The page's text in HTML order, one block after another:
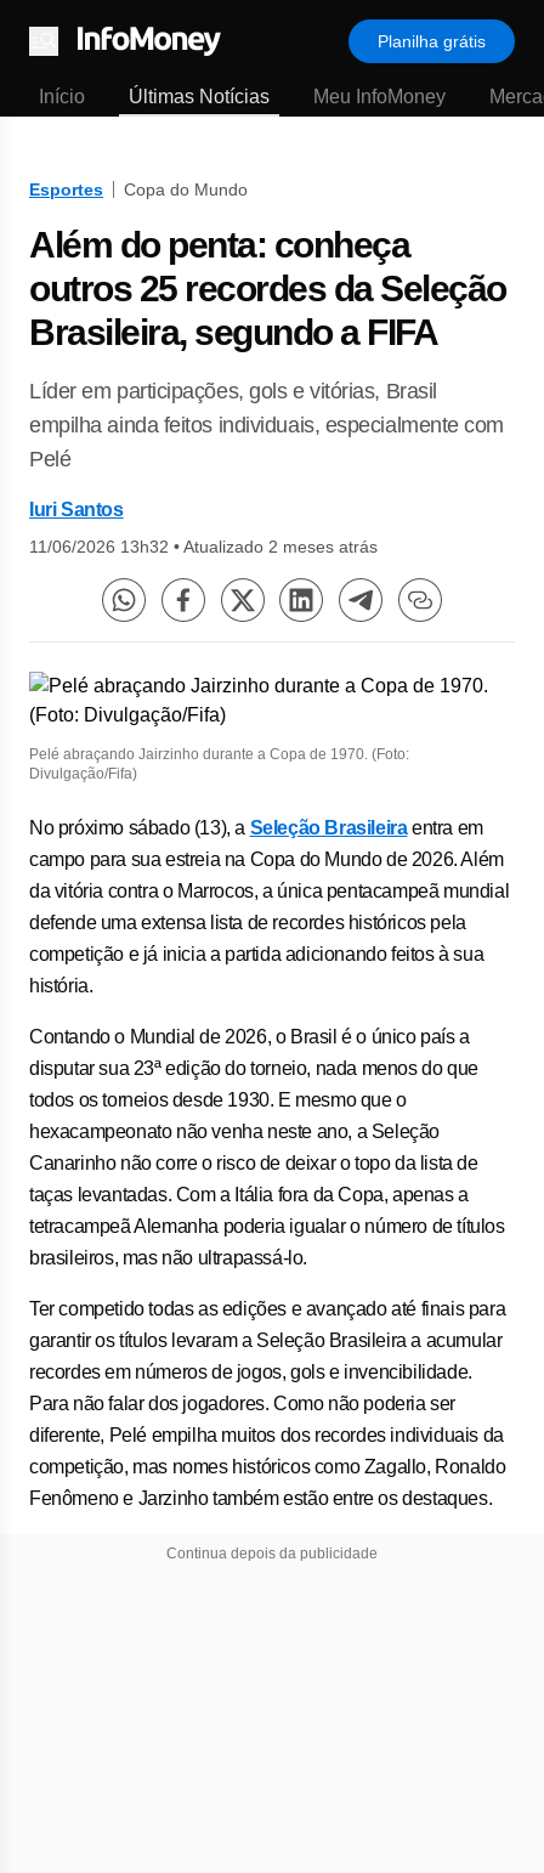
Menu
Planilha grátis
Início Últimas Notícias Meu InfoMoney
Esportes Copa do Mundo
Além do penta: conheça
outros 25 recordes da Seleção
Brasileira, segundo a FIFA
Líder em participações, gols e vitórias, Brasil
empilha ainda feitos individuais, especialmente com
Pelé
Iuri Santos
11/06/2026 13h32 •Atualizado 2 meses atrás
Pelé abraçando Jairzinho durante a Copa de 1970. (Foto:
Divulgação/Fifa)
No próximo sábado (13), a Seleção Brasileiraentra em
campo para sua estreia na Copa do Mundo de 2026. Além
da vitória contra o Marrocos, a única pentacampeã mundial
defende uma extensa lista de recordes históricos pela
competição e já inicia a partida adicionando feitos à sua
história.
Contando o Mundial de 2026, o Brasil é o único país a
disputar sua 23ª edição do torneio, nada menos do que
todos os torneios desde 1930. E mesmo que o
hexacampeonato não venha neste ano, a Seleção
Canarinho não corre o risco de deixar o topo da lista de
taças levantadas. Com a Itália fora da Copa, apenas a
tetracampeã Alemanha poderia igualar o número de títulos
brasileiros, mas não ultrapassá-lo.
Ter competido todas as edições e avançado até finais para
garantir os títulos levaram a Seleção Brasileira a acumular
recordes em números de jogos, gols e invencibilidade.
Para não falar dos jogadores. Como não poderia ser
diferente, Pelé empilha muitos dos recordes individuais da
competição, mas nomes históricos como Zagallo, Ronaldo
Fenômeno e Jarzinho também estão entre os destaques.
Continua depois da publicidade